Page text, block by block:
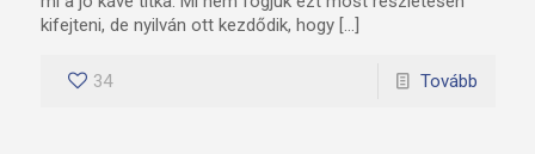
kifejteni, de nyilván ott kezdődik, hogy […]
34 Tovább